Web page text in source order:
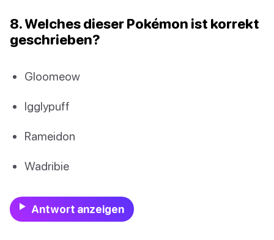
8. Welches dieser Pokémon ist korrekt
geschrieben?
Gloomeow
Igglypuff
Rameidon
Wadribie
Antwort anzeigen